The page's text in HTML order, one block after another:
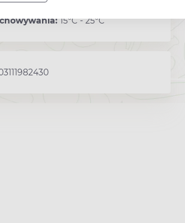
15°C - 25°C